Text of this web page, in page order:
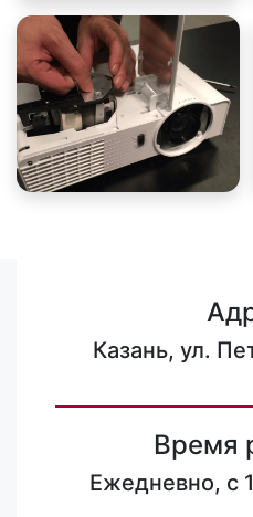
Казань, ул.
Время
Ежедневно, с